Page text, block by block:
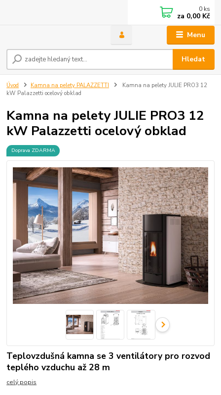
Menu
Hledat
0 ks
za 0,00 Kč
Úvod Kamna na pelety PALAZZETTI
Kamna na pelety JULIE PRO3 12
kW Palazzetti ocelový obklad
Kamna na pelety JULIE PRO3 12
kW Palazzetti ocelový obklad
Doprava ZDARMA
Teplovzdušná kamna se 3 ventilátory pro rozvod
teplého vzduchu až 28 m
celý popis